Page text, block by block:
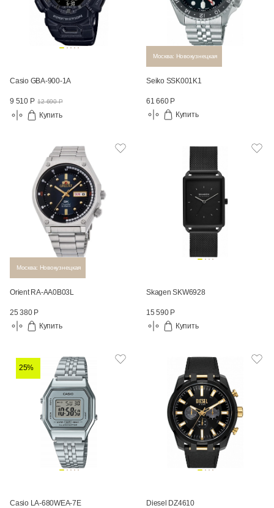
Casio GBA-900-1A
9 510 Р 12 690 Р
Купить
Москва: Новокузнецкая
Seiko SSK001K1
61 660 Р
Купить
Москва: Новокузнецкая
Orient RA-AA0B03L
25 380 Р
Купить
Skagen SKW6928
15 590 Р
Купить
25%
Casio LA-680WEA-7E Diesel DZ4610